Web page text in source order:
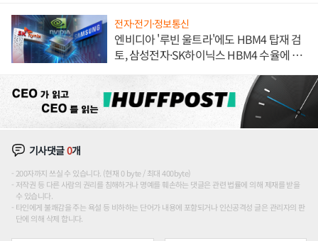
전자·전기·정보통신
엔비디아 '루빈 울트라'에도 HBM4 탑재 검
토, 삼성전자·SK하이닉스 HBM4 수율에 주
기사댓글0개
200자까지 쓰실 수 있습니다. (현재 0 byte / 최대 400byte)
저작권 등 다른 사람의 권리를 침해하거나 명예를 훼손하는 댓글은 관련 법률에 의해 제재를 받을
수 있습니다.
타인에게 불쾌감을 주는 욕설 등 비하하는 단어가 내용에 포함되거나 인신공격성 글은 관리자의 판
단에 의해 삭제 합니다.